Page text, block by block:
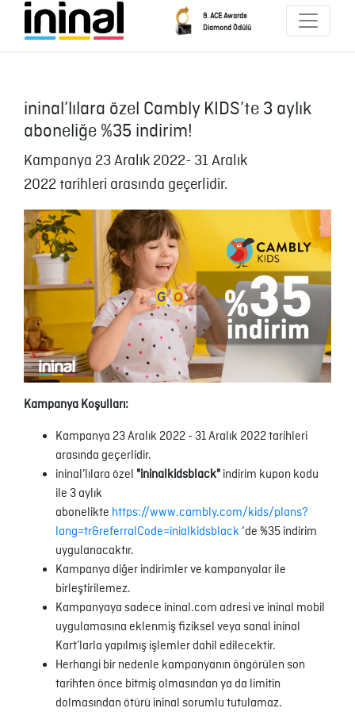
9. ACE Awards
Diamond Ödülü
ininal’lılara özel Cambly KIDS’te 3 aylık
aboneliğe %35 indirim!
Kampanya 23 Aralık 2022- 31 Aralık
2022 tarihleri arasında geçerlidir.
Kampanya Koşulları:
Kampanya 23 Aralık 2022 - 31 Aralık 2022 tarihleri
arasında geçerlidir.
ininal’lılara özel "ininalkidsblack" indirim kupon kodu
ile 3 aylık
abonelikte https://www.cambly.com/kids/plans?
lang=tr&referralCode=inialkidsblack ‘de %35 indirim
uygulanacaktır.
Kampanya diğer indirimler ve kampanyalar ile
birleştirilemez.
Kampanyaya sadece ininal.com adresi ve ininal mobil
uygulamasına eklenmiş fiziksel veya sanal ininal
Kart’larla yapılmış işlemler dahil edilecektir.
Herhangi bir nedenle kampanyanın öngörülen son
tarihten önce bitmiş olmasından ya da limitin
dolmasından ötürü ininal sorumlu tutulamaz.